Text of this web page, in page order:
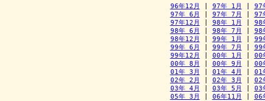
96年12月
97年 1月
97
97年 6月
97年 7月
97
97年12月
98年 1月
98
98年 6月
98年 7月
98
98年12月
99年 1月
99
99年 6月
99年 7月
99
99年12月
00年 1月
00
00年 8月
00年 9月
00
01年 3月
01年 4月
01
02年 2月
02年 3月
02
03年 4月
03年 5月
03
05年 3月
06年11月 06